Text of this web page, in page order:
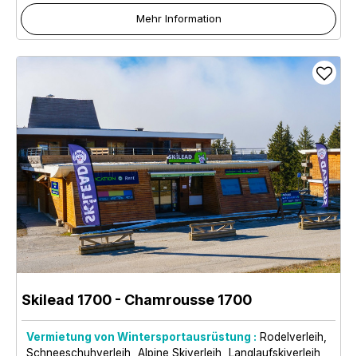
Mehr Information
Skilead 1700 - Chamrousse 1700
Vermietung von Wintersportausrüstung : Rodelverleih
Schneeschuhverleih
Alpine Skiverleih
Langlaufskiverleih